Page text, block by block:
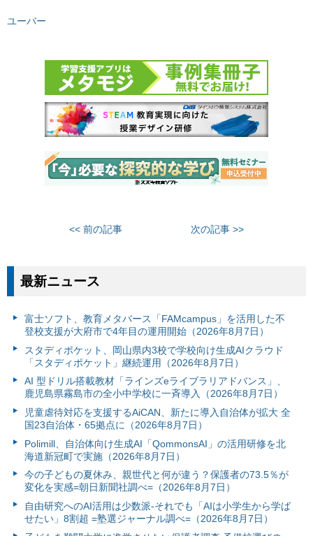
ユーバー
<< 前の記事 次の記事 >>
最新ニュース
富⼠ソフト、教育メタバース「FAMcampus」を活用した不
登校支援が大府市で4年目の運用開始（2026年8月7日）
スタディポケット、岡山県内3校で学校向け生成AIクラウド
「スタディポケット」継続運用（2026年8月7日）
AI 型ドリル搭載教材「ラインズeライブラリアドバンス」、
鹿児島県霧島市の全小中学校に一斉導入（2026年8月7日）
児童虐待対応を支援するAiCAN、新たに導入自治体が拡大 全
国23自治体・65拠点に（2026年8月7日）
Polimill、自治体向け生成AI「QommonsAI」の活用研修を北
海道新冠町で実施（2026年8月7日）
今の子どもの夏休み、親世代と何が違う？保護者の73.5％が
変化を実感=朝日新聞社調べ=（2026年8月7日）
自由研究へのAI活用は少数派-それでも「AIは小学生から学ば
せたい」8割超 =塾選ジャーナル調べ=（2026年8月7日）